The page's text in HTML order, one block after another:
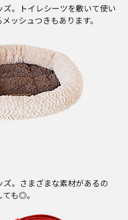
。トイレシーツを敷いて使い
ッシュつきもあります。
。さまざまな素材があるの
も◎。